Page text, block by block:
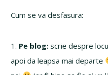
Cum se va desfasura:
1. Pe blog: scrie despre
apoi da leapsa mai departe